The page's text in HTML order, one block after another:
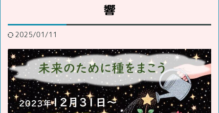
響
2025/01/11